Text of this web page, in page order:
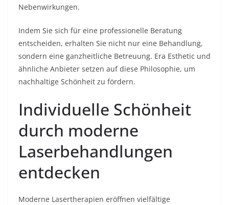
Nebenwirkungen.
Indem Sie sich für eine professionelle Beratung
entscheiden, erhalten Sie nicht nur eine Behandlung,
sondern eine ganzheitliche Betreuung. Era Esthetic und
ähnliche Anbieter setzen auf diese Philosophie, um
nachhaltige Schönheit zu fördern.
Individuelle Schönheit
durch moderne
Laserbehandlungen
entdecken
Moderne Lasertherapien eröffnen vielfältige